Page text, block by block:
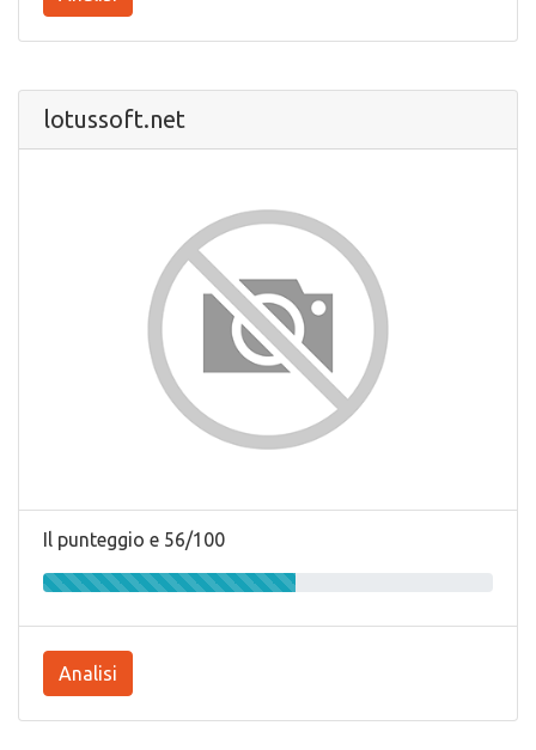
lotussoft.net
Il punteggio e 56/100
Analisi